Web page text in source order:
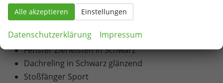
glanzgedreht (Reifen 235/40 R 19)
Adaptive Fahrwerksregelung mit 2-Ventildämpfer
(DCC Plus)
Fenster Zierleisten in Schwarz
Dachreling in Schwarz glänzend
Stoßfänger Sport
Alle akzeptieren Einstellungen
Datenschutzerklärung Impressum